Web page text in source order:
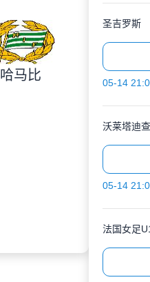
哈马比
圣吉罗斯
05-14
沃莱塔迪查
05-14
法国女足